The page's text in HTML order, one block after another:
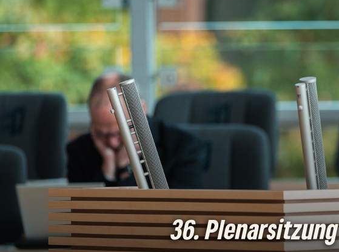
36. Plenarsitzung